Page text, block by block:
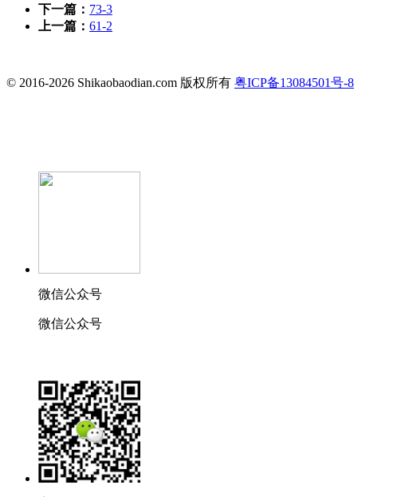
下一篇： 73-3
上一篇： 61-2
© 2016-2026 Shikaobaodian.com 版权所有 粤ICP备13084501号-8
微信公众号
微信公众号